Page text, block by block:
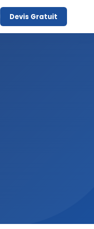
Devis Gratuit